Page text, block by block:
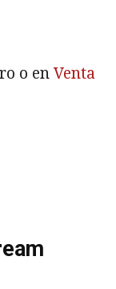
o enVenta